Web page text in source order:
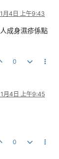
月4日 上午9:43
成身濕疹係點
0
月4日 上午9:45
0